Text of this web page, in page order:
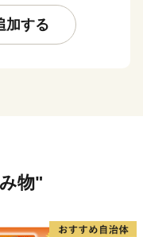
地域住民が再認識
）」、「歴史文化
ＰＲを行っていくも
加する
物"